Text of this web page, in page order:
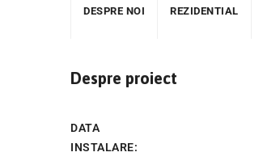
DESPRE NOI REZIDENTIAL
Despre proiect
DATA
INSTALARE: